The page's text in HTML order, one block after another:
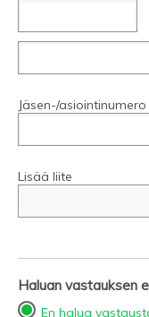
Jäsen-/
Lisää liite
Haluan vastauksen
En halua